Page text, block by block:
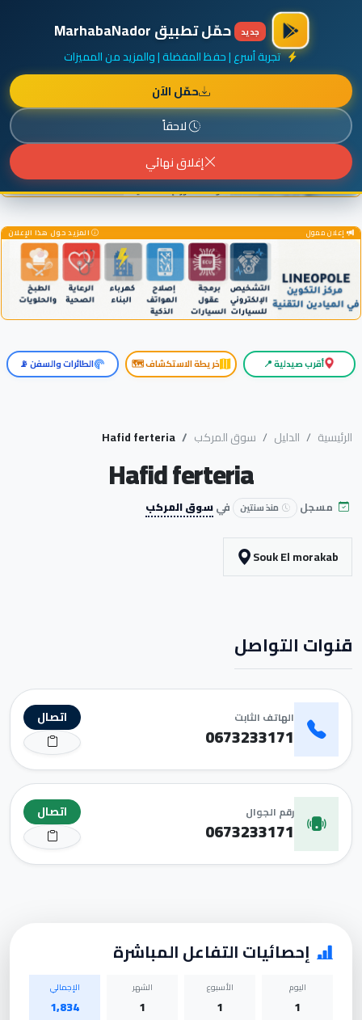
أضف نشاطك مجاناً
جديد حمّل تطبيق MarhabaNador
تجربة أسرع | حفظ المفضلة | والمزيد من المميزات
حمّل الآن
لاحقاً
إغلاق نهائي
إعلان ممول المزيد حول هذا الإعلان
إعلان ممول المزيد حول هذا الإعلان
أقرب صيدلية 📍 خريطة الاستكشاف 🗺️ الطائرات والسفن 📡
الرئيسية الدليل سوق المركب Hafid ferteria
Hafid ferteria
مسجل منذ سنتين فيسوق المركب
Souk El morakab
قنوات التواصل
الهاتف الثابت
0673233171
اتصال
رقم الجوال
0673233171
اتصال
إحصائيات التفاعل المباشرة
اليوم
1
الأسبوع
1
الشهر
1
الإجمالي
1,834